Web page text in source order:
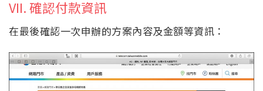
VII. 確認付款資訊
在最後確認一次申辦的方案內容及金額等資訊：